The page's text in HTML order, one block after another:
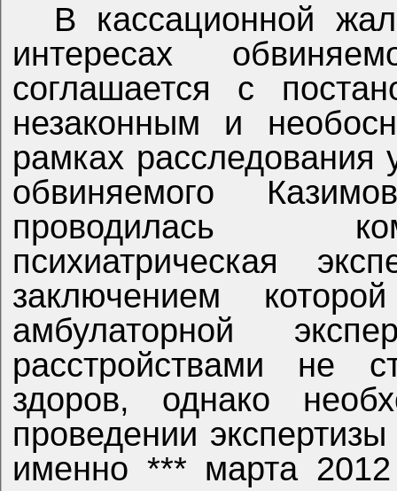
В кассационной
интересах
соглашается с
незаконным и
рамках расследования
обвиняемого
проводилась
психиатрическая
заключением
амбулаторной
расстройствами не
здоров, однако
проведении
именно *** марта 2012